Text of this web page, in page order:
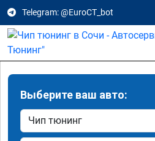
Telegram: @EuroCT_bot
Выберите ваш авто: